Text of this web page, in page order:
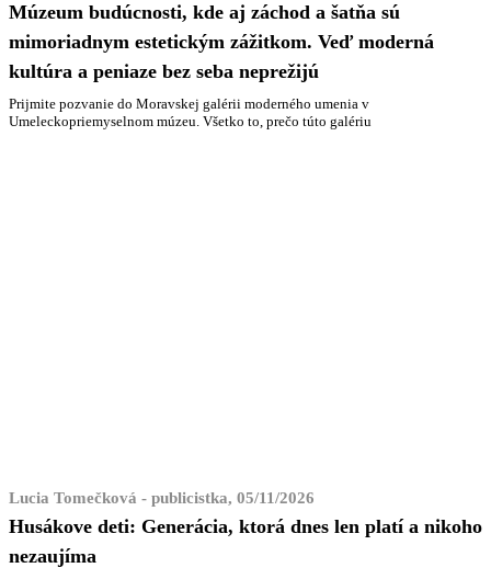
Múzeum budúcnosti, kde aj záchod a šatňa sú
mimoriadnym estetickým zážitkom. Veď moderná
kultúra a peniaze bez seba neprežijú
Prijmite pozvanie do Moravskej galérii moderného umenia v
Umeleckopriemyselnom múzeu. Všetko to, prečo túto galériu
Lucia Tomečková - publicistka, 05/11/2026
Husákove deti: Generácia, ktorá dnes len platí a nikoho
nezaujíma